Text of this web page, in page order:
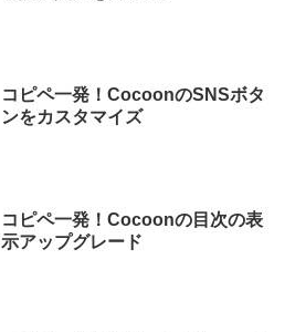
コピペ一発！CocoonのSNSボタ
ンをカスタマイズ
コピペ一発！Cocoonの目次の表
示アップグレード